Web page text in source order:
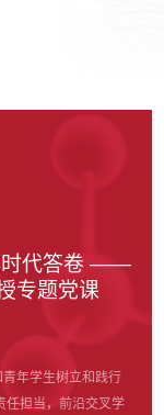
时代答卷 ——
专题党课
年学生树立和践行
任担当，前沿交叉学